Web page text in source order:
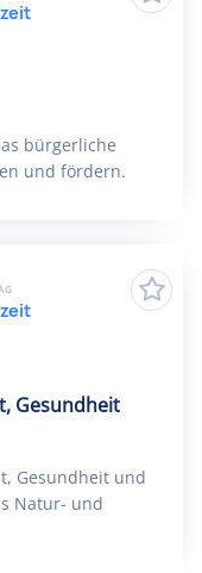
bürgerliche
und fördern.
Gesundheit
Gesundheit und
Natur- und